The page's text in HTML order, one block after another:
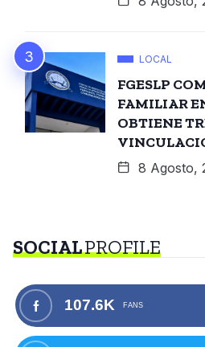
LOCAL
FGESLP
FAMILIAR
OBTIENE
8 Agosto,
SOCIALPROFILE
107.6K FANS